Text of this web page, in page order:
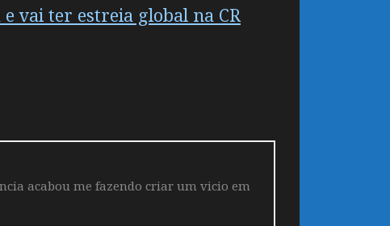
vai ter estreia global na CR
acabou me fazendo criar um vicio em